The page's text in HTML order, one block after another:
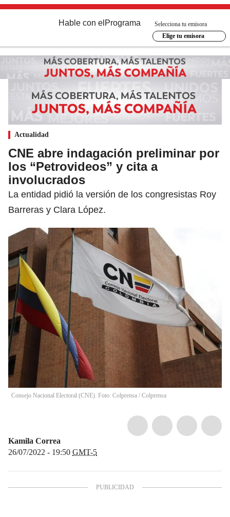
Hable con el Programa
Selecciona tu emisora
Elige tu emisora
Actualidad
CNE abre indagación preliminar por
los “Petrovideos” y cita a
involucrados
La entidad pidió la versión de los congresistas Roy
Barreras y Clara López.
Consejo Nacional Electoral (CNE). Foto: Colprensa / Colprensa
Kamila Correa
26/07/2022 - 19:50 GMT-5